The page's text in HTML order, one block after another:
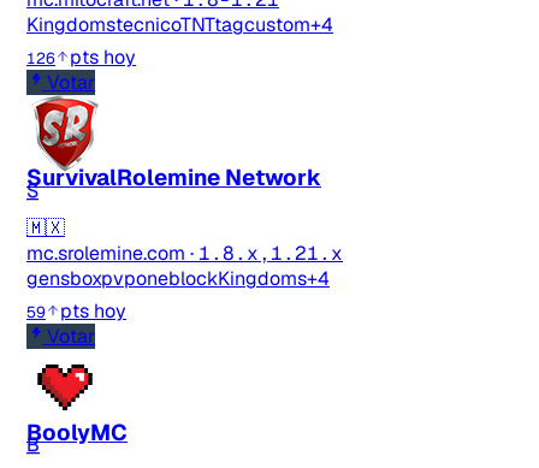
KingdomstecnicoTNTtagcustom+4
126
pts hoy
Votar
S
SurvivalRolemine Network
🇲🇽
mc.srolemine.com · 1.8.x,1.21.x
gensboxpvponeblockKingdoms+4
59
pts hoy
Votar
B
BoolyMC